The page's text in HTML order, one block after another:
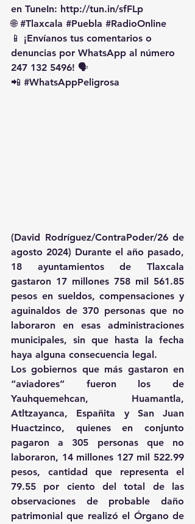
en TuneIn: http://tun.in/sfFLp
🌐 #Tlaxcala #Puebla #RadioOnline
📱 ¡Envíanos tus comentarios o
denuncias por WhatsApp al número
247 132 5496! 🗣️
📲 #WhatsAppPeligrosa
(David Rodríguez/ContraPoder/26 de
agosto 2024) Durante el año pasado,
18 ayuntamientos de Tlaxcala
gastaron 17 millones 758 mil 561.85
pesos en sueldos, compensaciones y
aguinaldos de 370 personas que no
laboraron en esas administraciones
municipales, sin que hasta la fecha
haya alguna consecuencia legal.
Los gobiernos que más gastaron en
“aviadores” fueron los de
Yauhquemehcan, Huamantla,
Atltzayanca, Españita y San Juan
Huactzinco, quienes en conjunto
pagaron a 305 personas que no
laboraron, 14 millones 127 mil 522.99
pesos, cantidad que representa el
79.55 por ciento del total de las
observaciones de probable daño
patrimonial que realizó el Órgano de